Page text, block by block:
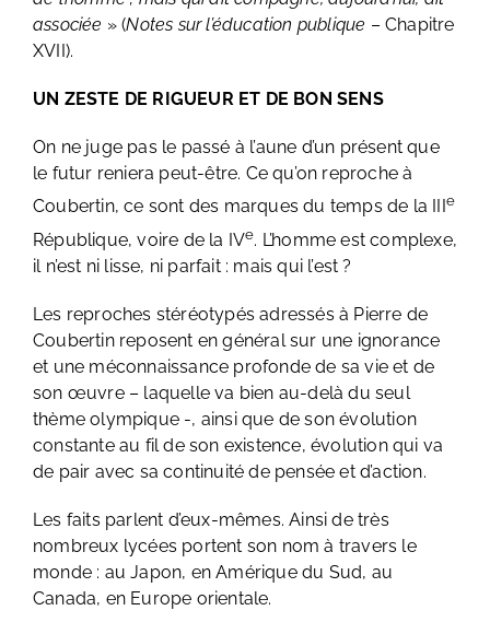
associée » (Notes sur l’éducation publique – Chapitre
XVII).
UN ZESTE DE RIGUEUR ET DE BON SENS
On ne juge pas le passé à l’aune d’un présent que
le futur reniera peut-être. Ce qu’on reproche à
Coubertin, ce sont des marques du temps de la III
e
République, voire de la IVe. L’homme est complexe,
il n’est ni lisse, ni parfait : mais qui l’est ?
Les reproches stéréotypés adressés à Pierre de
Coubertin reposent en général sur une ignorance
et une méconnaissance profonde de sa vie et de
son œuvre – laquelle va bien au-delà du seul
thème olympique -, ainsi que de son évolution
constante au fil de son existence, évolution qui va
de pair avec sa continuité de pensée et d’action.
Les faits parlent d’eux-mêmes. Ainsi de très
nombreux lycées portent son nom à travers le
monde : au Japon, en Amérique du Sud, au
Canada, en Europe orientale.